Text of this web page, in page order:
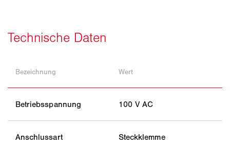
Bezeichnung Wert
Betriebsspannung 100 V AC
Anschlussart Steckklemme